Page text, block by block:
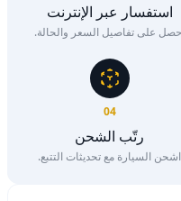
استفسار عبر الإنترنت
على تفاصيل السعر والحالة.
04
رتّب الشحن
اشحن السيارة مع تحديثات التتبع.